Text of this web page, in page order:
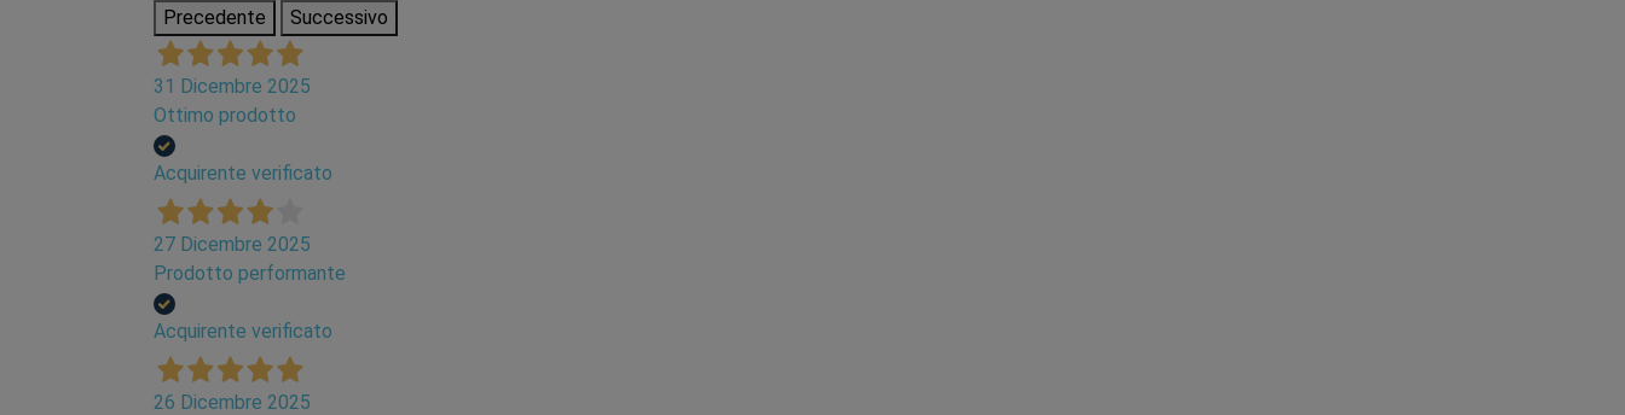
Precedente
Successivo
31 Dicembre 2025
Ottimo prodotto
Acquirente verificato
27 Dicembre 2025
Prodotto performante
Acquirente verificato
26 Dicembre 2025